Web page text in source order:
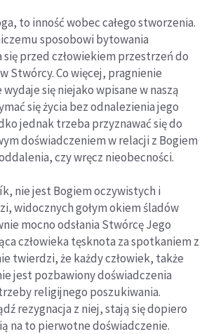
to inność wobec całego stworzenia.
sposobowi bytowania
przed człowiekiem przestrzeń do
Stwórcy. Co więcej, pragnienie
się niejako wpisane w naszą
się życia bez odnalezienia jego
jednak trzeba przyznawać się do
doświadczeniem w relacji z Bogiem
czy wręcz nieobecności.
nie jest Bogiem oczywistych i
widocznych gołym okiem śladów
mocno odsłania Stwórcę Jego
człowieka tęsknota za spotkaniem z
twierdzi, że każdy człowiek, także
jest pozbawiony doświadczenia
religijnego poszukiwania.
rezygnacja z niej, stają się dopiero
na to pierwotne doświadczenie.